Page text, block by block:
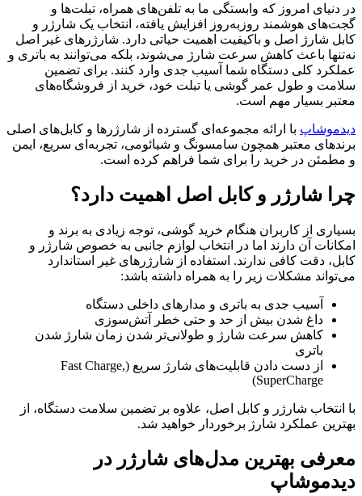
در دنیای امروز که وابستگی ما به تلفن‌های همراه، تبلت‌ها و
گجت‌های هوشمند روزبه‌روز افزایش یافته، انتخاب یک شارژر و
کابل شارژ اصل و باکیفیت اهمیت حیاتی دارد. شارژرهای غیر اصل
نه‌تنها باعث کاهش سرعت شارژ می‌شوند، بلکه می‌توانند به باتری و
عملکرد کلی دستگاه شما آسیب جدی وارد کنند. برای تضمین
سلامت و طول عمر گوشی یا تبلت خود، خرید از فروشگاه‌های
معتبر بسیار مهم است.
دیدموشاپ با ارائه مجموعه‌ای گسترده از شارژرها و کابل‌های اصلی
برندهای معتبر همچون سامسونگ و شیائومی، تجربه‌ای سریع، ایمن
و مطمئن در خرید را برای شما فراهم کرده است.
چرا شارژر و کابل اصل اهمیت دارد؟
بسیاری از کاربران هنگام خرید گوشی، توجه زیادی به برند و
امکانات آن دارند اما در انتخاب لوازم جانبی به خصوص شارژر و
کابل، دقت کافی ندارند. استفاده از شارژرهای غیر استاندارد
می‌تواند مشکلات زیر را به همراه داشته باشد:
آسیب جدی به باتری و مدارهای داخلی دستگاه
داغ شدن بیش از حد و حتی خطر آتش‌سوزی
کاهش سرعت شارژ و طولانی‌تر شدن زمان شارژ شدن
باتری
از دست دادن قابلیت‌های شارژ سریع (Fast Charge,
SuperCharge)
با انتخاب شارژر و کابل اصل، علاوه بر تضمین سلامت دستگاه، از
بهترین عملکرد شارژ برخوردار خواهید شد.
معرفی بهترین مدل‌های شارژر در
دیدموشاپ